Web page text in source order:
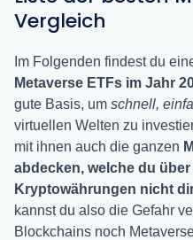
Vergleich
Im Folgenden findest du
Metaverse ETFs im Jahr
gute Basis, um schnell,
virtuellen Welten zu
mit ihnen auch die ganzen
abdecken, welche du
Kryptowährungen nicht
kannst du also die Gefahr
Blockchains noch